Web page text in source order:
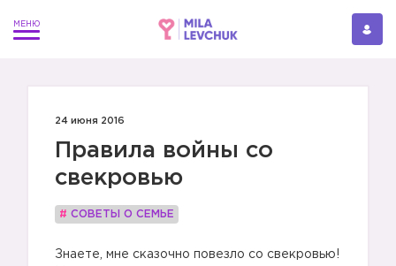
24 июня 2016
Правила войны со
свекровью
# СОВЕТЫ О СЕМЬЕ
Знаете, мне сказочно повезло со свекровью!